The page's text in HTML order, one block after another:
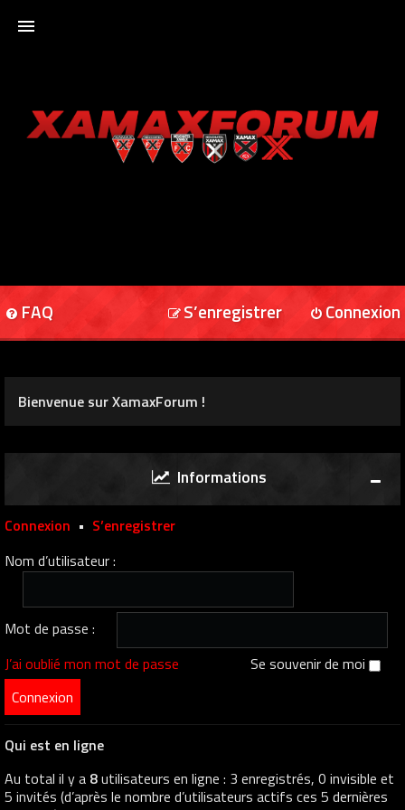
XAMAXFORUM
FAQ Connexion
S’enregistrer
Bienvenue sur XamaxForum !
Informations
Connexion • S’enregistrer
Nom d’utilisateur :
Mot de passe :
J’ai oublié mon mot de passe
Se souvenir de moi
Qui est en ligne
Au total il y a 8utilisateurs en ligne : 3 enregistrés, 0 invisible et
5 invités (d’après le nombre d’utilisateurs actifs ces 5 dernières